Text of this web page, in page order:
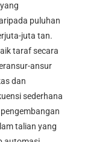
puluhan
juta tan.
taraf secara
ansur
dan
sederhana
talian yang